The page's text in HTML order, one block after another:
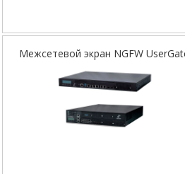
Межсетевой экран NGFW